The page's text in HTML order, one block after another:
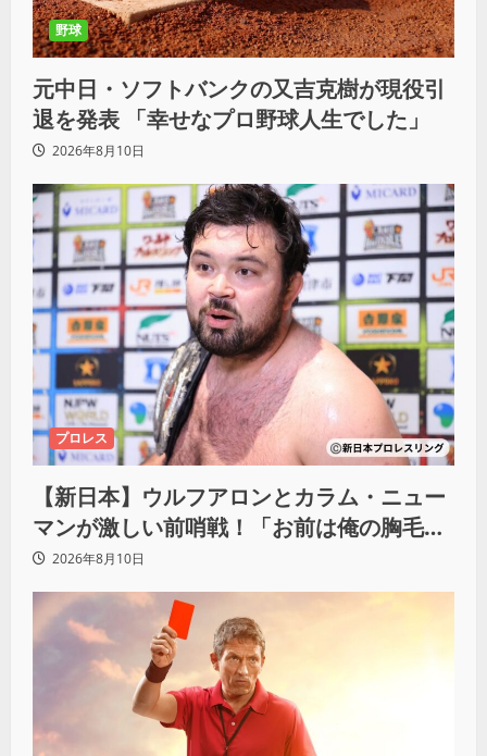
野球
元中日・ソフトバンクの又吉克樹が現役引
退を発表 「幸せなプロ野球人生でした」
2026年8月10日
プロレス
【新日本】ウルフアロンとカラム・ニュー
マンが激しい前哨戦！「お前は俺の胸毛に
カラム(絡む)小バエと一緒だ」
2026年8月10日